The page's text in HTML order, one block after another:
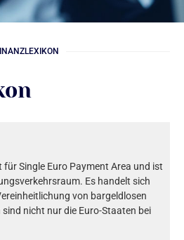
für Single Euro Payment Area und ist
Es handelt sich
von bargeldlosen
nicht nur die Euro-Staaten bei